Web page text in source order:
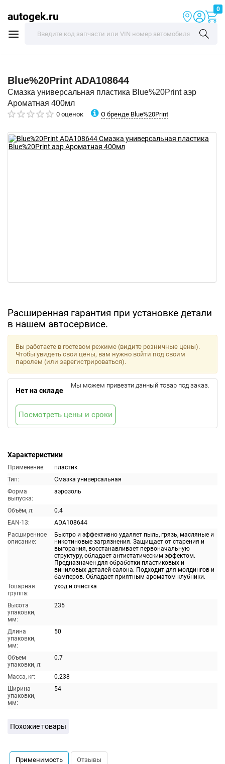
autogek.ru
0
Blue%20Print ADA108644
Смазка универсальная пластика Blue%20Print аэр
Ароматная 400мл
0 оценок О бренде Blue%20Print
Расширенная гарантия при установке детали
в нашем автосервисе.
Характеристики
Применение:
пластик
Тип:
Смазка универсальная
Форма
выпуска:
аэрозоль
Объём, л:
0.4
EAN-13:
ADA108644
Расширенное
описание:
Быстро и эффективно удаляет пыль, грязь, масляные и
никотиновые загрязнения. Защищает от старения и
выгорания, восстанавливает первоначальную
структуру, обладает антистатическим эффектом.
Предназначен для обработки пластиковых и
виниловых деталей салона. Подходит для молдингов и
бамперов. Обладает приятным ароматом клубники.
Товарная
группа:
уход и очистка
Высота
упаковки,
мм:
235
Длина
упаковки,
мм:
50
Объем
упаковки, л:
0.7
Масса, кг:
0.238
Ширина
упаковки,
мм:
54
Вы работаете в гостевом режиме (видите розничные цены).
Чтобы увидеть свои цены, вам нужно войти под своим
паролем (или зарегистрироваться).
Нет на складе
Мы можем привезти данный товар под заказ.
Посмотреть цены и сроки
Похожие товары
Применимость Отзывы